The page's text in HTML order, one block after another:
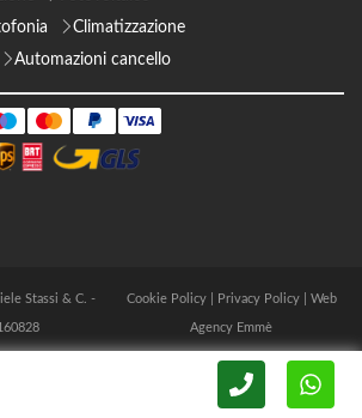
Climatizzazione
Automazioni cancello
Stassi & C. - Cookie Policy| Privacy Policy| Web
Agency Emmè